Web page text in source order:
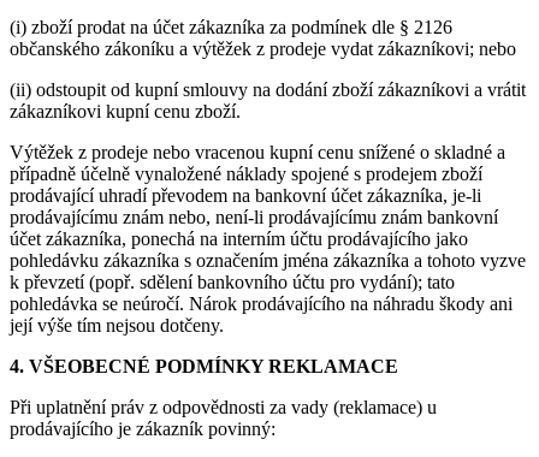
(i) zboží prodat na účet zákazníka za podmínek dle § 2126
občanského zákoníku a výtěžek z prodeje vydat zákazníkovi; nebo
(ii) odstoupit od kupní smlouvy na dodání zboží zákazníkovi a vrátit
zákazníkovi kupní cenu zboží.
Výtěžek z prodeje nebo vracenou kupní cenu snížené o skladné a
případně účelně vynaložené náklady spojené s prodejem zboží
prodávající uhradí převodem na bankovní účet zákazníka, je-li
prodávajícímu znám nebo, není-li prodávajícímu znám bankovní
účet zákazníka, ponechá na interním účtu prodávajícího jako
pohledávku zákazníka s označením jména zákazníka a tohoto vyzve
k převzetí (popř. sdělení bankovního účtu pro vydání); tato
pohledávka se neúročí. Nárok prodávajícího na náhradu škody ani
její výše tím nejsou dotčeny.
4. VŠEOBECNÉ PODMÍNKY REKLAMACE
Při uplatnění práv z odpovědnosti za vady (reklamace) u
prodávajícího je zákazník povinný: